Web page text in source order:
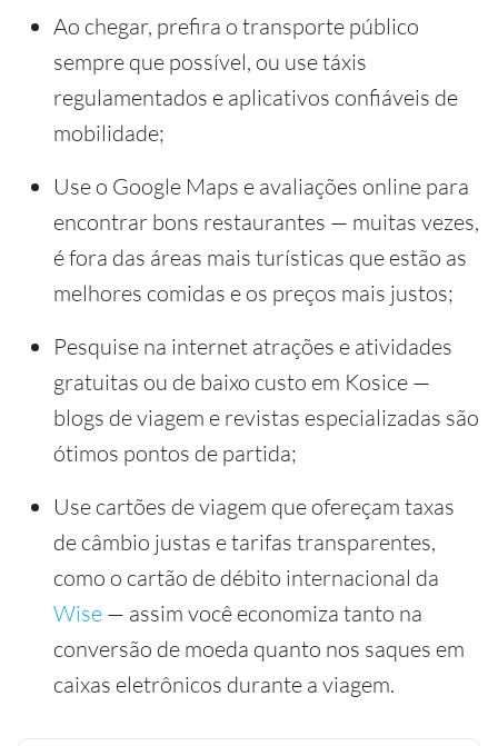
Ao chegar, prefira o transporte público
sempre que possível, ou use táxis
regulamentados e aplicativos confiáveis de
mobilidade;
Use o Google Maps e avaliações online para
encontrar bons restaurantes — muitas vezes,
é fora das áreas mais turísticas que estão as
melhores comidas e os preços mais justos;
Pesquise na internet atrações e atividades
gratuitas ou de baixo custo em Kosice —
blogs de viagem e revistas especializadas são
ótimos pontos de partida;
Use cartões de viagem que ofereçam taxas
de câmbio justas e tarifas transparentes,
como o cartão de débito internacional da
Wise — assim você economiza tanto na
conversão de moeda quanto nos saques em
caixas eletrônicos durante a viagem.